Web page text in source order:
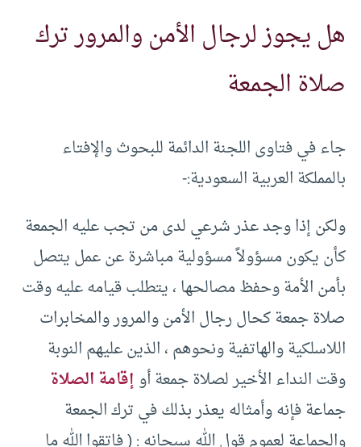
هل يجوز لرجال الأمن والمرور ترك
صلاة الجمعة
جاء في فتاوى اللجنة الدائمة للبحوث والإفتاء
بالمملكة العربية السعودية:-
ولكن إذا وجد عذر شرعي لدى من تجب عليه الجمعة
كأن يكون مسؤولاً مسؤولية مباشرة عن عمل يتصل
بأمن الأمة وحفظ مصالحها ، يتطلب قيامه عليه وقت
صلاة جمعة كحال رجال الأمن والمرور والمخابرات
اللاسلكية والهاتفية ونحوهم ، الذين عليهم النوبة
وقت النداء الأخير لصلاة جمعة أوإقامة الصلاة
جماعة فإنه وأمثاله يعذر بذلك في ترك الجمعة